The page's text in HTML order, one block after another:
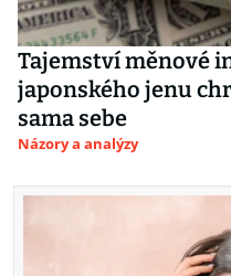
Tajemství měnové
japonského jenu
sama sebe
Názory a analýzy